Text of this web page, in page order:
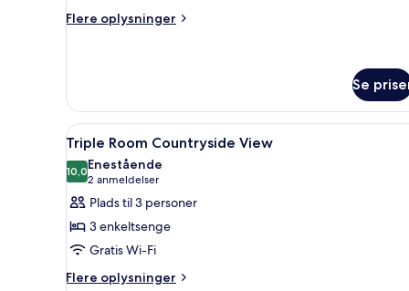
Flere oplysninger
Flere
Se
Indlæs
alle
billeder
af
Triple
Room
Countryside
View
Et soveværelse med seng,
6
Triple Room Countryside View
10,010,0 ud af 10
Enestående
2 anmeldelser
(2
anmeldelser)
Plads til 3 personer
3 enkeltsenge
Gratis Wi-Fi
Flere oplysninger
Flere